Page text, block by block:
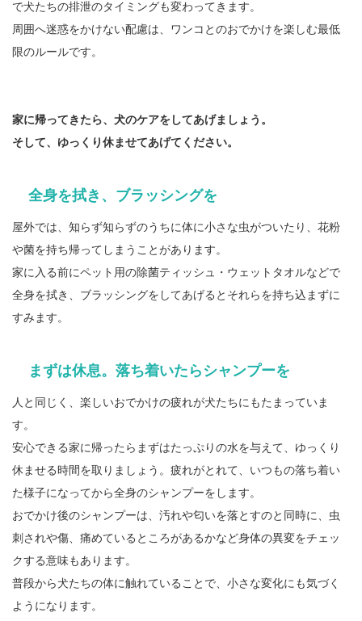
で犬たちの排泄のタイミングも変わってきます。
周囲へ迷惑をかけない配慮は、ワンコとのおでかけを楽しむ最低
限のルールです。
家に帰ってきたら、犬のケアをしてあげましょう。
そして、ゆっくり休ませてあげてください。
全身を拭き、ブラッシングを
屋外では、知らず知らずのうちに体に小さな虫がついたり、花粉
や菌を持ち帰ってしまうことがあります。
家に入る前にペット用の除菌ティッシュ・ウェットタオルなどで
全身を拭き、ブラッシングをしてあげるとそれらを持ち込まずに
すみます。
まずは休息。落ち着いたらシャンプーを
人と同じく、楽しいおでかけの疲れが犬たちにもたまっていま
す。
安心できる家に帰ったらまずはたっぷりの水を与えて、ゆっくり
休ませる時間を取りましょう。疲れがとれて、いつもの落ち着い
た様子になってから全身のシャンプーをします。
おでかけ後のシャンプーは、汚れや匂いを落とすのと同時に、虫
刺されや傷、痛めているところがあるかなど身体の異変をチェッ
クする意味もあります。
普段から犬たちの体に触れていることで、小さな変化にも気づく
ようになります。